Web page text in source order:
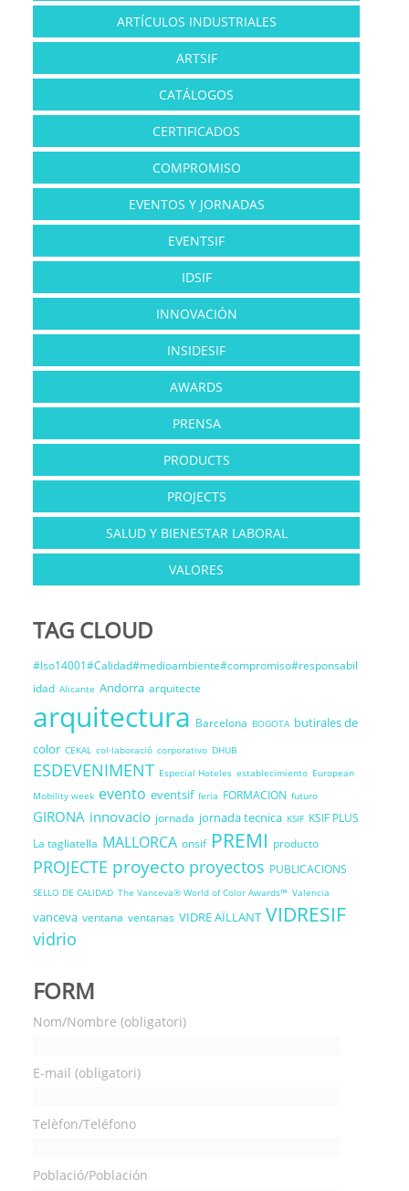
ARTÍCULOS INDUSTRIALES
ARTSIF
CATÁLOGOS
CERTIFICADOS
COMPROMISO
EVENTOS Y JORNADAS
EVENTSIF
IDSIF
INNOVACIÓN
INSIDESIF
AWARDS
PRENSA
PRODUCTS
PROJECTS
SALUD Y BIENESTAR LABORAL
VALORES
TAG CLOUD
#Iso14001#Calidad#medioambiente#compromiso#responsabil
idad Alicante Andorra arquitecte
arquitectura Barcelona BOGOTA butirales de
color CEKAL col·laboració corporativo DHUB
ESDEVENIMENT Especial Hoteles establecimiento European
Mobility week evento eventsif feria FORMACION futuro
GIRONA innovacio jornada jornada tecnica KSIF KSIF PLUS
La tagliatella MALLORCA onsif PREMI producto
PROJECTE proyecto proyectos PUBLICACIONS
SELLO DE CALIDAD The Vanceva® World of Color Awards™ Valencia
vanceva ventana ventanas VIDRE AÏLLANT VIDRESIF
vidrio
FORM
Nom/Nombre (obligatori)
E-mail (obligatori)
Telèfon/Teléfono
Població/Población